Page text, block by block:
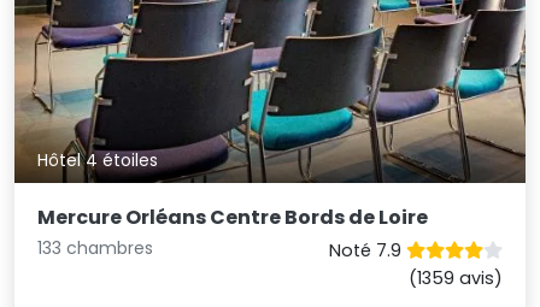
Hôtel 4 étoiles
Mercure Orléans Centre Bords de Loire
133 chambres
Noté 7.9
(1359 avis)